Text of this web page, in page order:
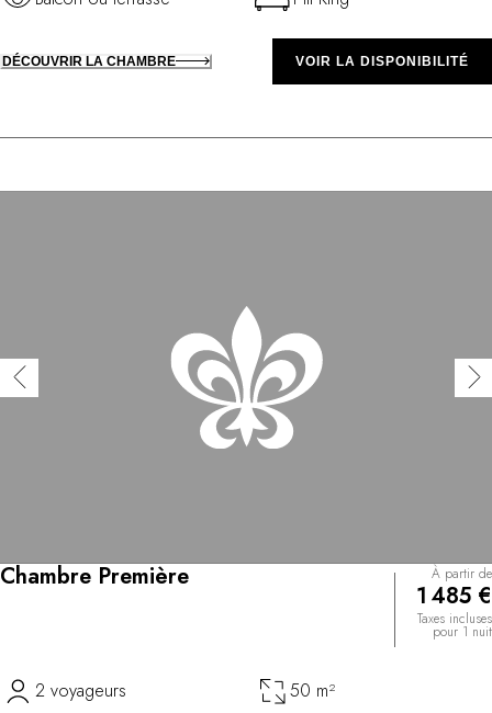
DÉCOUVRIR LA CHAMBRE VOIR LA DISPONIBILITÉ
Chambre Première À partir de
1 485 €
Taxes incluses
pour 1 nuit
2 voyageurs 50 m²